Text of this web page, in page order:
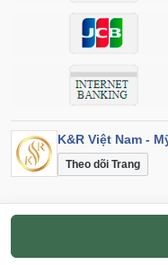
Sắp xếp theo
K&R Việt Nam -
Theo dõi Trang
© 2026 K&R Việt Nam. Đã đăng ký